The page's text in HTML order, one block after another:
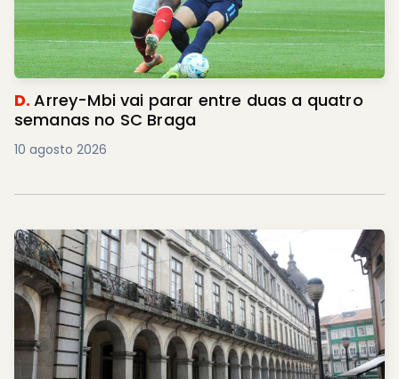
D.Arrey-Mbi vai parar entre duas a quatro
semanas no SC Braga
10 agosto 2026